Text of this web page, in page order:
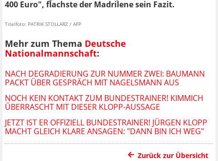
400 Euro", flachste der Madrilene sein Fazit.
Titelfoto: PATRIK STOLLARZ / AFP
Mehr zum Thema Deutsche
Nationalmannschaft:
NACH DEGRADIERUNG ZUR NUMMER ZWEI: BAUMANN
PACKT ÜBER GESPRÄCH MIT NAGELSMANN AUS
NOCH KEIN KONTAKT ZUM BUNDESTRAINER! KIMMICH
ÜBERRASCHT MIT DIESER KLOPP-AUSSAGE
JETZT IST ER OFFIZIELL BUNDESTRAINER! JÜRGEN KLOPP
MACHT GLEICH KLARE ANSAGEN: "DANN BIN ICH WEG"
Zurück zur Übersicht